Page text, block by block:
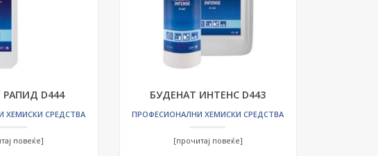
D444
ХЕМИСКИ СРЕДСТВА
повеќе]
БУДЕНАТ ИНТЕНС D443
ПРОФЕСИОНАЛНИ ХЕМИСКИ СРЕДСТВА
[прочитај повеќе]